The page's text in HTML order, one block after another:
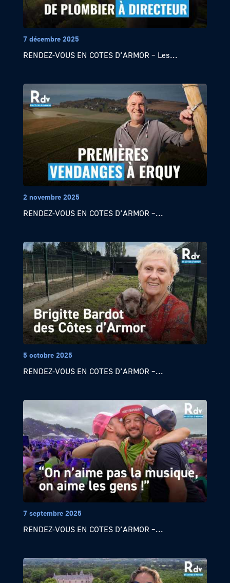
7 décembre 2025
RENDEZ-VOUS EN COTES D’ARMOR – Les...
2 novembre 2025
RENDEZ-VOUS EN COTES D’ARMOR –...
5 octobre 2025
RENDEZ-VOUS EN COTES D’ARMOR –...
7 septembre 2025
RENDEZ-VOUS EN COTES D’ARMOR –...